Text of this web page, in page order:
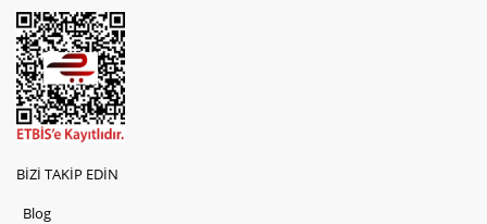
BİZİ TAKİP EDİN
Blog